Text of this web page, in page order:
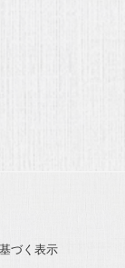
づく表示